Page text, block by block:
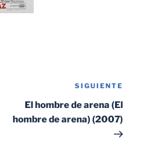
SIGUIENTE
El hombre de arena (El
hombre de arena) (2007)